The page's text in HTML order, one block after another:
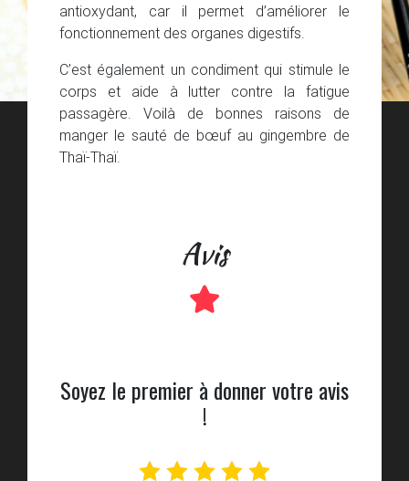
antioxydant, car il permet d’améliorer le
fonctionnement des organes digestifs.
C’est également un condiment qui stimule le
corps et aide à lutter contre la fatigue
passagère. Voilà de bonnes raisons de
manger le sauté de bœuf au gingembre de
Thaï-Thaï.
Avis
Soyez le premier à donner votre avis
!